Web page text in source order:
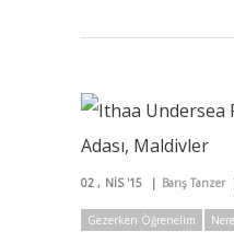
02 NIS '15 Barış Tanzer
Gezerken Öğrenelim